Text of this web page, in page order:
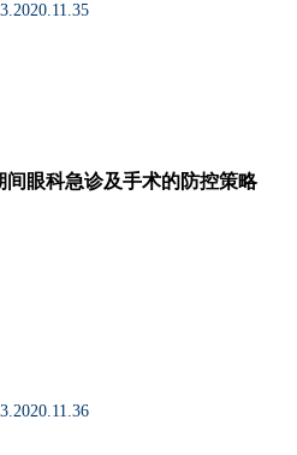
眼科急诊及手术的防控策略